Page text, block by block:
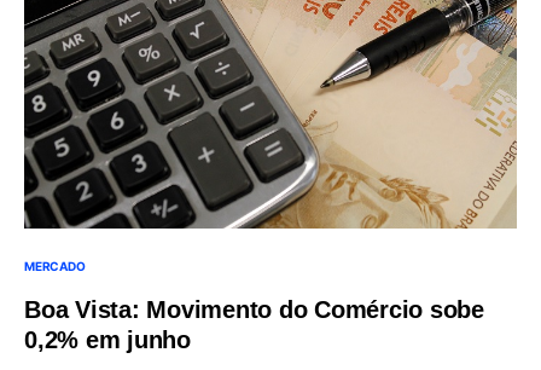
MERCADO
Boa Vista: Movimento do Comércio sobe
0,2% em junho